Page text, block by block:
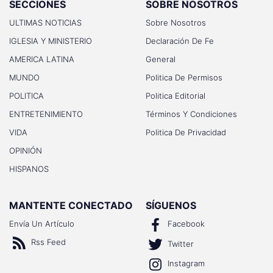
SECCIONES
ULTIMAS NOTICIAS
IGLESIA Y MINISTERIO
AMERICA LATINA
MUNDO
POLITICA
ENTRETENIMIENTO
VIDA
OPINIÓN
HISPANOS
SOBRE NOSOTROS
Sobre Nosotros
Declaración De Fe
General
Politica De Permisos
Politica Editorial
Términos Y Condiciones
Politica De Privacidad
MANTENTE CONECTADO
Envía Un Artículo
Rss Feed
SÍGUENOS
Facebook
Twitter
Instagram